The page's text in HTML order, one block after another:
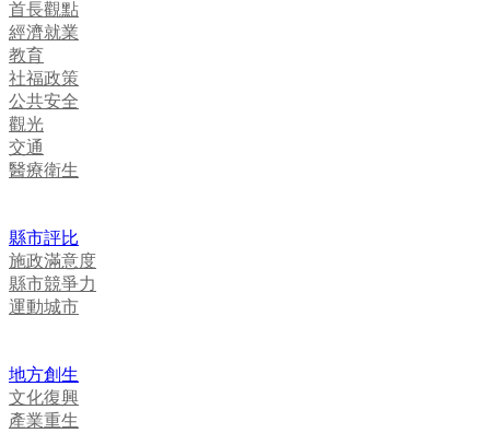
首長觀點
經濟就業
教育
社福政策
公共安全
觀光
交通
醫療衛生
縣市評比
施政滿意度
縣市競爭力
運動城市
地方創生
文化復興
產業重生